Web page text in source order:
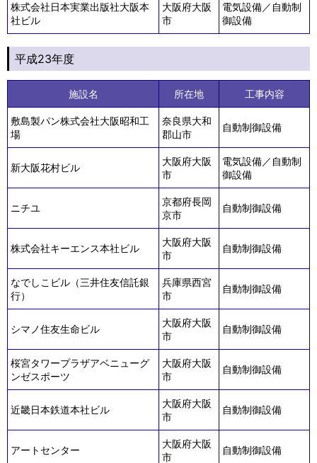
株式会社日本実業出版社大阪本
社ビル
大阪府大阪
市
電気設備／自動制
御設備
平成23年度
施設名 所在地 工事内容
敷島製パン株式会社大阪昭和工
場
奈良県大和
郡山市
自動制御設備
新大阪花村ビル
大阪府大阪
市
電気設備／自動制
御設備
ニチユ
京都府長岡
京市
自動制御設備
株式会社キーエンス本社ビル
大阪府大阪
市
自動制御設備
なでしこビル（三井住友信託銀
行）
兵庫県西宮
市
自動制御設備
シマノ住友生命ビル
大阪府大阪
市
自動制御設備
桜宮タワープラザアベニューグ
ンゼスポーツ
大阪府大阪
市
自動制御設備
近畿日本鉄道本社ビル
大阪府大阪
市
自動制御設備
アートセンター
大阪府大阪
市
自動制御設備